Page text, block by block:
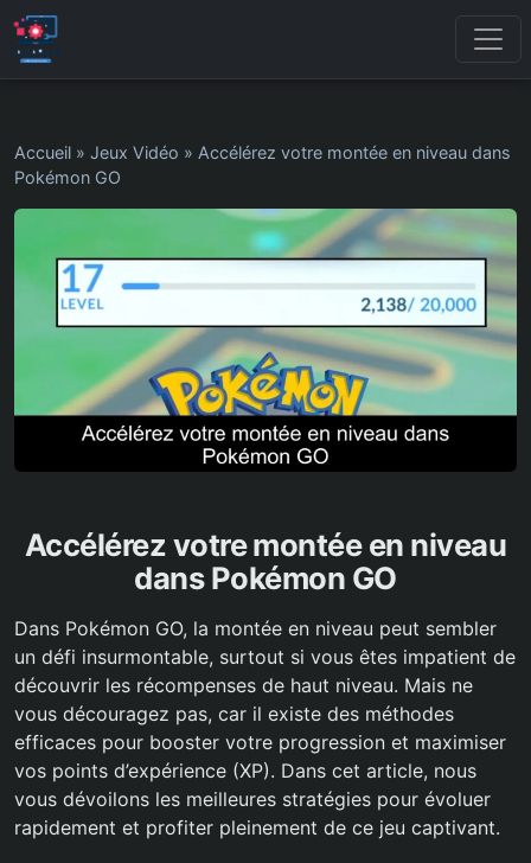
Accueil » Jeux Vidéo » Accélérez votre montée en niveau dans
Pokémon GO
Accélérez votre montée en niveau
dans Pokémon GO
Dans Pokémon GO, la montée en niveau peut sembler
un défi insurmontable, surtout si vous êtes impatient de
découvrir les récompenses de haut niveau. Mais ne
vous découragez pas, car il existe des méthodes
efficaces pour booster votre progression et maximiser
vos points d’expérience (XP). Dans cet article, nous
vous dévoilons les meilleures stratégies pour évoluer
rapidement et profiter pleinement de ce jeu captivant.